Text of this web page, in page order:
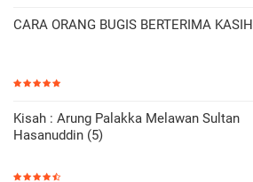
CARA ORANG BUGIS BERTERIMA KASIH
Kisah : Arung Palakka Melawan Sultan
Hasanuddin (5)